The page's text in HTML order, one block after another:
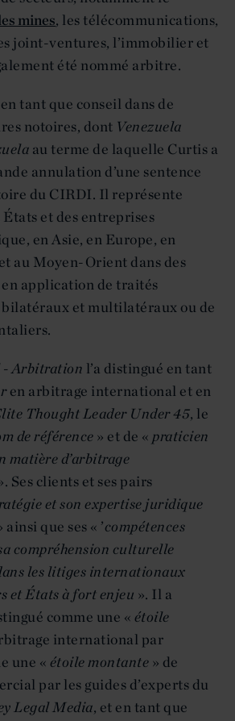
mines, les télécommunications,
joint-ventures, l’immobilier et
été nommé arbitre.
tant que conseil dans de
notoires, dont Venezuela
au terme de laquelle Curtis a
annulation d’une sentence
du CIRDI. Il représente
et des entreprises
en Asie, en Europe, en
au Moyen-Orient dans des
application de traités
bilatéraux et multilatéraux ou de
- Arbitration l’a distingué en tant
en arbitrage international et en
Thought Leader Under 45, le
de référence » et de « praticien
matière d’arbitrage
Ses clients et ses pairs
et son expertise juridique
ainsi que ses « ’compétences
compréhension culturelle
les litiges internationaux
et États à fort enjeu ». Il a
comme une « étoile
international par
une « étoile montante » de
par les guides d’experts du
Legal Media, et en tant que